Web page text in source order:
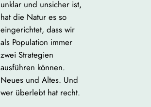
unklar und unsicher ist,
hat die Natur es so
eingerichtet, dass wir
als Population immer
zwei Strategien
ausführen können.
Neues und Altes. Und
wer überlebt hat recht.